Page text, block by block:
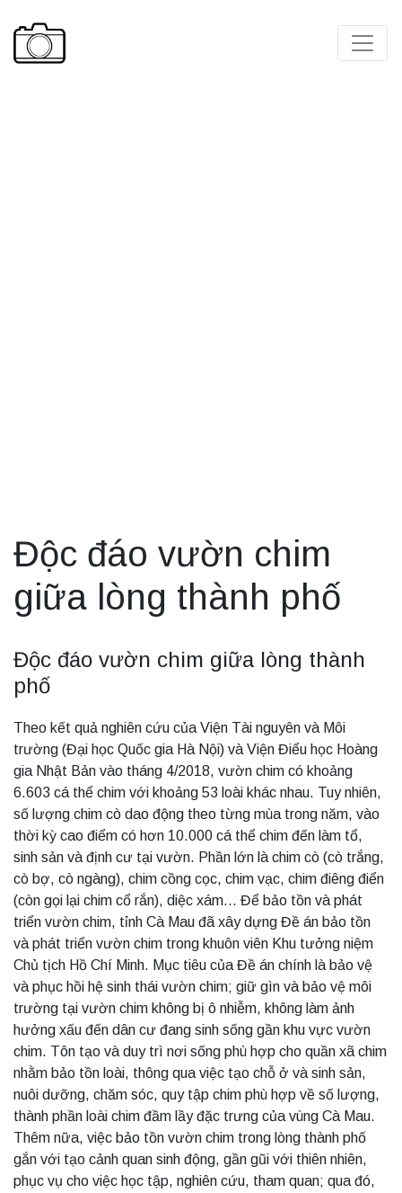
Độc đáo vườn chim
giữa lòng thành phố
Độc đáo vườn chim giữa lòng thành
phố
Theo kết quả nghiên cứu của Viện Tài nguyên và Môi
trường (Đại học Quốc gia Hà Nội) và Viện Điểu học Hoàng
gia Nhật Bản vào tháng 4/2018, vườn chim có khoảng
6.603 cá thể chim với khoảng 53 loài khác nhau. Tuy nhiên,
số lượng chim cò dao động theo từng mùa trong năm, vào
thời kỳ cao điểm có hơn 10.000 cá thể chim đến làm tổ,
sinh sản và định cư tại vườn. Phần lớn là chim cò (cò trắng,
cò bợ, cò ngàng), chim cồng cọc, chim vạc, chim điêng điển
(còn gọi lại chim cổ rắn), diệc xám... Để bảo tồn và phát
triển vườn chim, tỉnh Cà Mau đã xây dựng Đề án bảo tồn
và phát triển vườn chim trong khuôn viên Khu tưởng niệm
Chủ tịch Hồ Chí Minh. Mục tiêu của Đề án chính là bảo vệ
và phục hồi hệ sinh thái vườn chim; giữ gìn và bảo vệ môi
trường tại vườn chim không bị ô nhiễm, không làm ảnh
hưởng xấu đến dân cư đang sinh sống gần khu vực vườn
chim. Tôn tạo và duy trì nơi sống phù hợp cho quần xã chim
nhằm bảo tồn loài, thông qua việc tạo chỗ ở và sinh sản,
nuôi dưỡng, chăm sóc, quy tập chim phù hợp về số lượng,
thành phần loài chim đầm lầy đặc trưng của vùng Cà Mau.
Thêm nữa, việc bảo tồn vườn chim trong lòng thành phố
gắn với tạo cảnh quan sinh động, gần gũi với thiên nhiên,
phục vụ cho việc học tập, nghiên cứu, tham quan; qua đó,